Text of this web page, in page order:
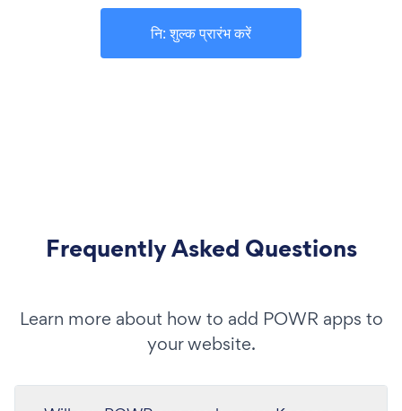
नि: शुल्क प्रारंभ करें
Frequently Asked Questions
Learn more about how to add POWR apps to
your website.